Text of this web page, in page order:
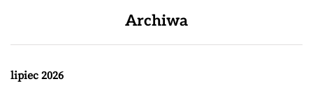
Archiwa
lipiec 2026